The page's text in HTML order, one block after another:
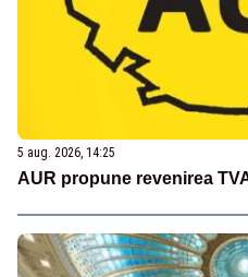
5 aug. 2026, 14:25
AUR propune revenirea